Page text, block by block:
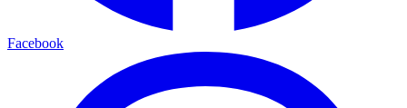
Facebook